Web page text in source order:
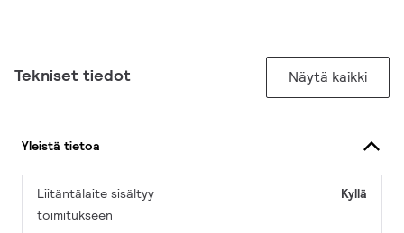
Tekniset tiedot Näytä kaikki
Yleistä tietoa
Liitäntälaite sisältyy
toimitukseen
Kyllä